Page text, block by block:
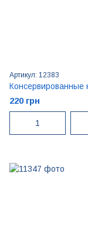
Артикул: 12383
220 грн